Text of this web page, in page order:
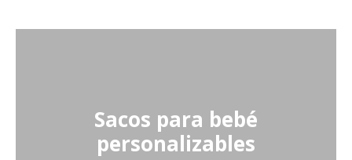
Sacos para bebé
personalizables